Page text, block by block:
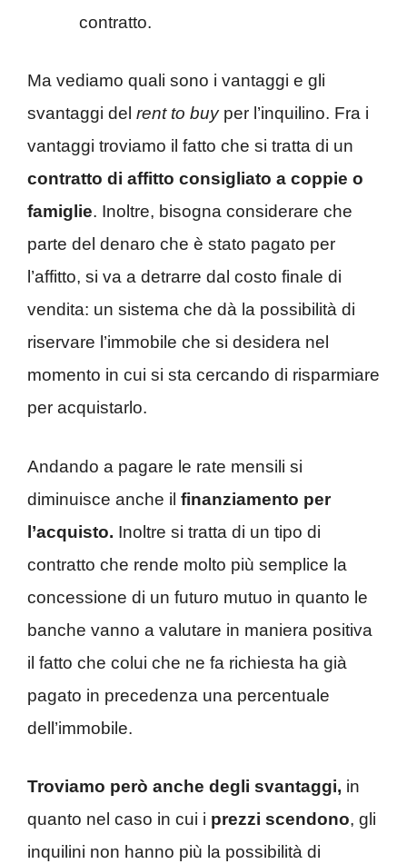
contratto.
Ma vediamo quali sono i vantaggi e gli
svantaggi del rent to buyper l’inquilino. Fra i
vantaggi troviamo il fatto che si tratta di un
contratto di affitto consigliato a coppie o
famiglie. Inoltre, bisogna considerare che
parte del denaro che è stato pagato per
l’affitto, si va a detrarre dal costo finale di
vendita: un sistema che dà la possibilità di
riservare l’immobile che si desidera nel
momento in cui si sta cercando di risparmiare
per acquistarlo.
Andando a pagare le rate mensili si
diminuisce anche il finanziamento per
l’acquisto. Inoltre si tratta di un tipo di
contratto che rende molto più semplice la
concessione di un futuro mutuo in quanto le
banche vanno a valutare in maniera positiva
il fatto che colui che ne fa richiesta ha già
pagato in precedenza una percentuale
dell’immobile.
Troviamo però anche degli svantaggi, in
quanto nel caso in cui i prezzi scendono, gli
inquilini non hanno più la possibilità di